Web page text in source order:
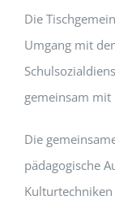
Die
Umgang mit
gemeinsam mit
Die
pädagogische